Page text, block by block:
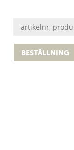
BESTÄLLNING